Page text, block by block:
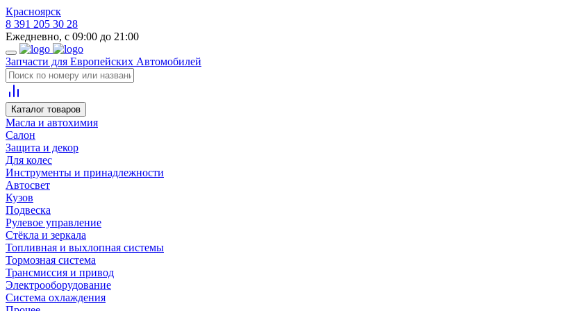
Красноярск
8 391 205 30 28
Ежедневно, с 09:00 до 21:00
Запчасти для Европейских Автомобилей
Каталог товаров
Масла и автохимия
Салон
Защита и декор
Для колес
Инструменты и принадлежности
Автосвет
Кузов
Подвеска
Рулевое управление
Стёкла и зеркала
Топливная и выхлопная системы
Тормозная система
Трансмиссия и привод
Электрооборудование
Система охлаждения